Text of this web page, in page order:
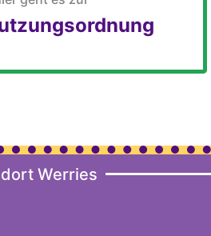
Werries